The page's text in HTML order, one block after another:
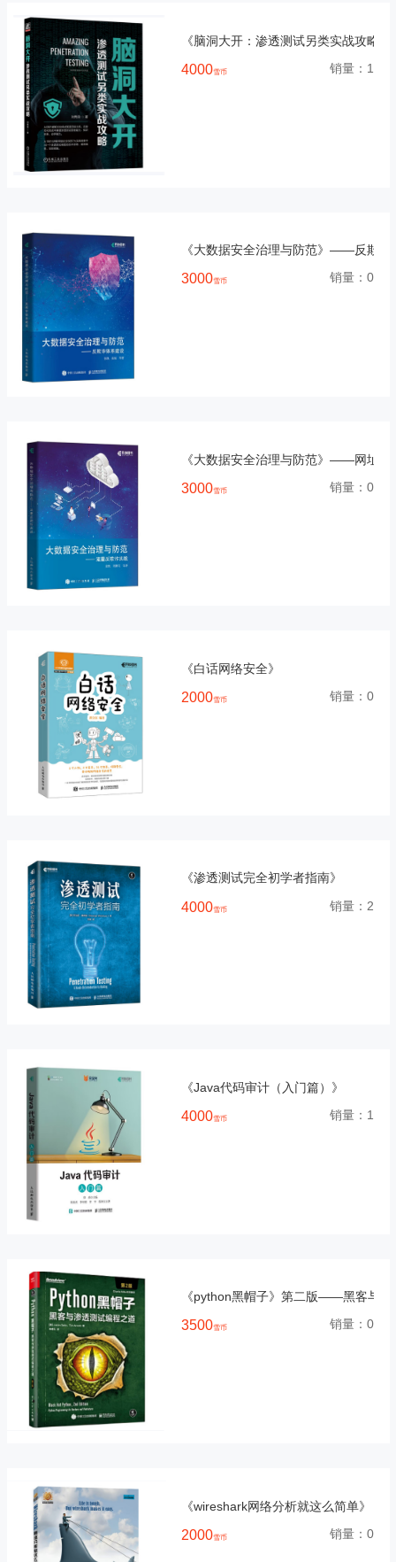
《脑洞大开：渗透测试另类实战攻略》
4000雪币 销量： 1
《大数据安全治理与防范》——反欺诈
3000雪币 销量： 0
《大数据安全治理与防范》——网址反
3000雪币 销量： 0
《白话网络安全》
2000雪币 销量： 0
《渗透测试完全初学者指南》
4000雪币 销量： 2
《Java代码审计（入门篇）》
4000雪币 销量： 1
《python黑帽子》第二版——黑客与渗
3500雪币 销量： 0
《wireshark网络分析就这么简单》
2000雪币 销量： 0